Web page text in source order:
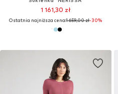
1 161,30 zł
Ostatnia najniższa cena:1 659,00 zł-30%